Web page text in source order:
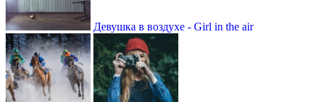
Девушка в воздухе - Girl in the air